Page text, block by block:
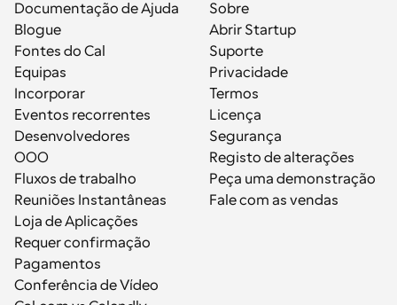
Documentação de Ajuda
Blogue
Fontes do Cal
Equipas
Incorporar
Eventos recorrentes
Desenvolvedores
OOO
Fluxos de trabalho
Reuniões Instantâneas
Loja de Aplicações
Requer confirmação
Pagamentos
Conferência de Vídeo
Sobre
Abrir Startup
Suporte
Privacidade
Termos
Licença
Segurança
Registo de alterações
Peça uma demonstração
Fale com as vendas